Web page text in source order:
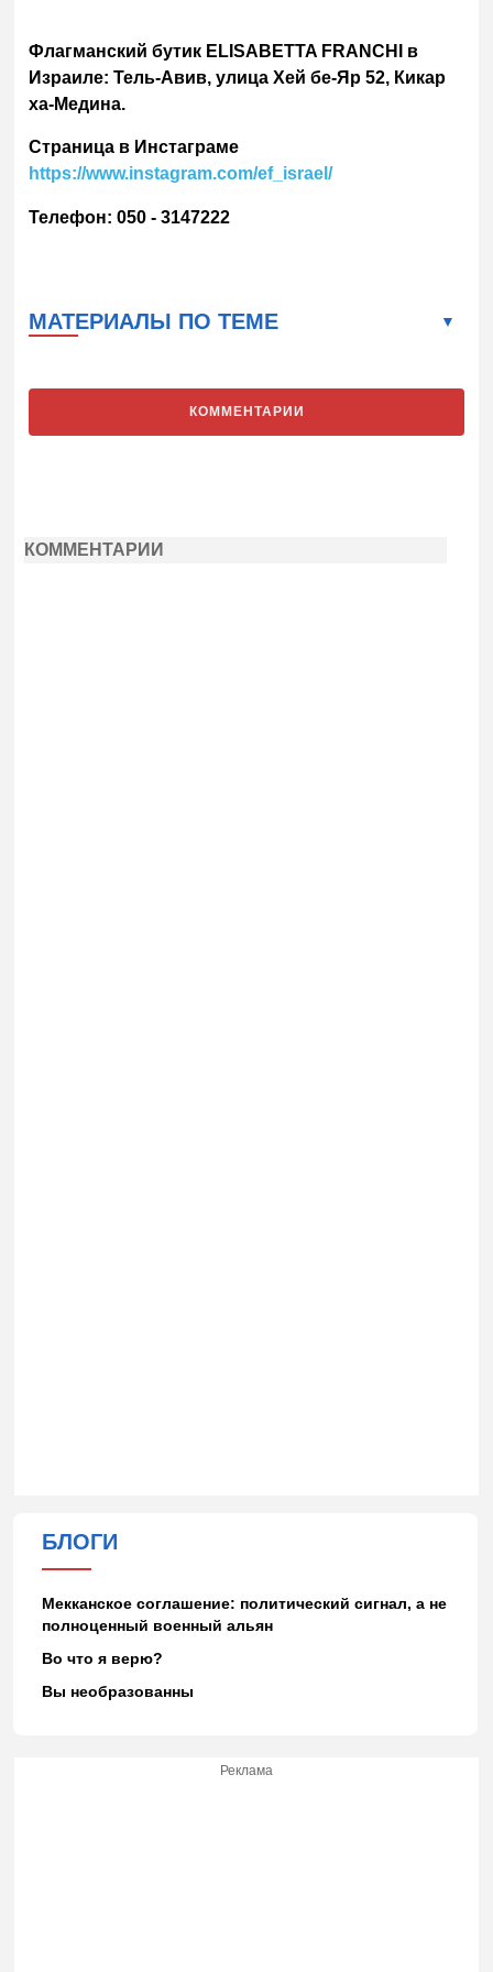
Флагманский бутик ELISABETTA FRANCHI
в
Израиле: Тель-Авив, улица Хей бе-Яр 52, Кикар
ха-Медина.
Страница в Инстаграме
https://www.instagram.com/ef_israel/
Телефон: 050 - 3147222
МАТЕРИАЛЫ ПО ТЕМЕ
КОММЕНТАРИИ
КОММЕНТАРИИ
БЛОГИ
Мекканское соглашение: политический сигнал, а не
полноценный военный альян
Во что я верю?
Вы необразованны
Реклама